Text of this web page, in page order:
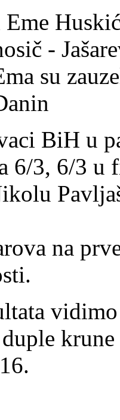
Eme
-
su
BiH u
6/3, 6/3
na
krune